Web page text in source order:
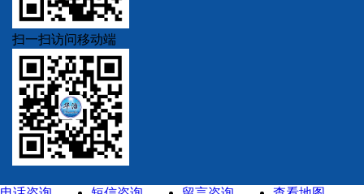
扫一扫访问移动端